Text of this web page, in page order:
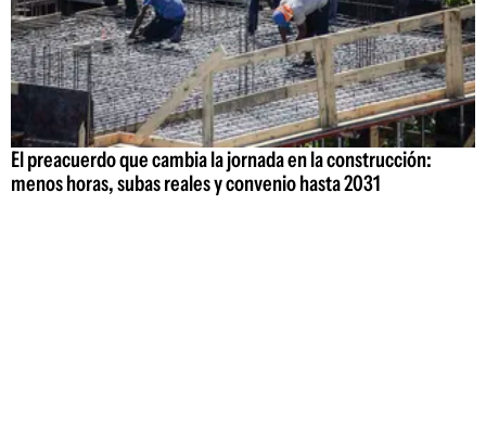
El preacuerdo que cambia la jornada en la construcción:
menos horas, subas reales y convenio hasta 2031